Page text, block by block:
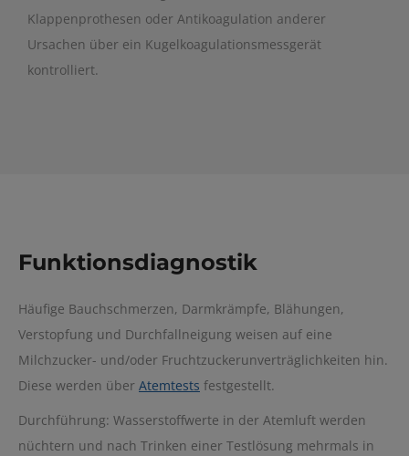
Klappenprothesen oder Antikoagulation anderer
Ursachen über ein Kugelkoagulationsmessgerät
kontrolliert.
Funktionsdiagnostik
Häufige Bauchschmerzen, Darmkrämpfe, Blähungen,
Verstopfung und Durchfallneigung weisen auf eine
Milchzucker- und/oder Fruchtzuckerunverträglichkeiten hin.
Diese werden über Atemtests festgestellt.
Durchführung: Wasserstoffwerte in der Atemluft werden
nüchtern und nach Trinken einer Testlösung mehrmals in